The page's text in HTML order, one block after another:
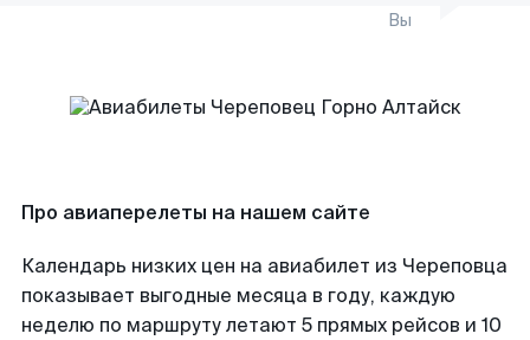
Вы
Про авиаперелеты на нашем сайте
Календарь низких цен на авиабилет из Череповца
показывает выгодные месяца в году, каждую
неделю по маршруту летают 5 прямых рейсов и 10